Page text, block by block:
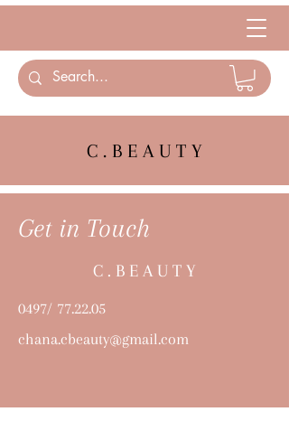
C . B E A U T Y
Get in Touch
C . B E A U T Y
0497/ 77.22.05
chana.cbeauty@gmail.com